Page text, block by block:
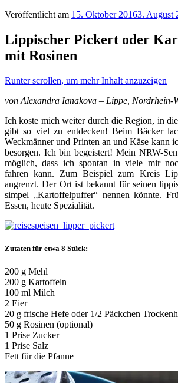
Veröffentlicht am 15. Oktober 20163. August
Lippischer Pickert oder
mit Rosinen
Runter scrollen, um mehr Inhalt anzuzeigen
von Alexandra Ianakova – Lippe, Nordrhein-
Ich koste mich weiter durch die Region, in
gibt so viel zu entdecken! Beim Bäcker
Weckmänner und Printen an und Käse kann
besorgen. Ich bin begeistert! Mein NRW-
möglich, dass ich spontan in viele mir
fahren kann. Zum Beispiel zum Kreis
angrenzt. Der Ort ist bekannt für seinen
simpel „Kartoffelpuffer“ nennen könnte.
Essen, heute Spezialität.
Zutaten für etwa 8 Stück:
200 g Mehl
200 g Kartoffeln
100 ml Milch
2 Eier
20 g frische Hefe oder 1/2 Päckchen
50 g Rosinen (optional)
1 Prise Zucker
1 Prise Salz
Fett für die Pfanne